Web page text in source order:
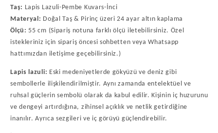
Taş: Lapis Lazuli-Pembe Kuvars-İnci
Materyal: Doğal Taş & Pirinç üzeri 24 ayar altın kaplama
Ölçü: 55 cm (Sipariş notuna farklı ölçü iletebilirsiniz. Özel
istekleriniz için sipariş öncesi sohbetten veya Whatsapp
hattımızdan iletişime geçebilirsiniz.)
Lapis lazuli: Eski medeniyetlerde gökyüzü ve deniz gibi
sembollerle ilişkilendirilmiştir. Aynı zamanda entelektüel ve
ruhsal güçlerin sembolü olarak da kabul edilir. Kişinin iç huzurunu
ve dengeyi artırdığına, zihinsel açıklık ve netlik getirdiğine
inanılır. Ayrıca sezgileri ve iç görüyü güçlendirebilir.